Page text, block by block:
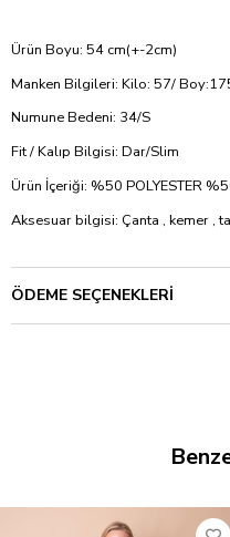
Ürün Boyu: 54 cm(+-2cm)
Manken Bilgileri: Kilo: 57/
Numune Bedeni: 34/S
Fit / Kalıp Bilgisi: Dar/Slim
Ürün İçeriği: %50 POLYESTER
Aksesuar bilgisi: Çanta , kemer ,
ÖDEME SEÇENEKLERI